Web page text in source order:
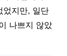
었지만, 일단
나쁘지 않았